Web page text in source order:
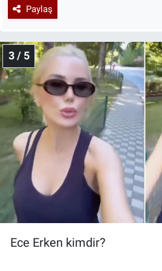
Paylaş
3 / 5
Ece Erken kimdir?